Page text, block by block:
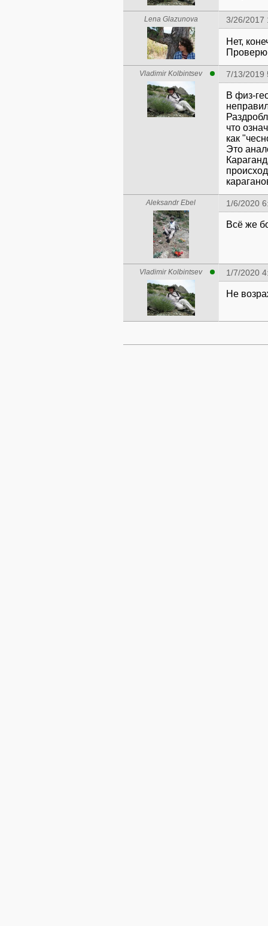
Lena Glazunova 3/26/2017
Нет,
Vladimir Kolbintsev 7/13/2019
В физ-
что
как
Это
Aleksandr Ebel 1/6/2020
Всё же
Vladimir Kolbintsev 1/7/2020
Не